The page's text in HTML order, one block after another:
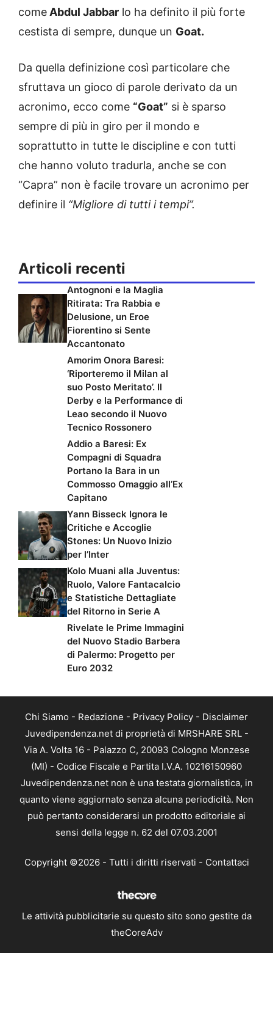
come Abdul Jabbar lo ha definito il più forte
cestista di sempre, dunque un Goat.
Da quella definizione così particolare che
sfruttava un gioco di parole derivato da un
acronimo, ecco come “Goat” si è sparso
sempre di più in giro per il mondo e
soprattutto in tutte le discipline e con tutti
che hanno voluto tradurla, anche se con
“Capra” non è facile trovare un acronimo per
definire il “Migliore di tutti i tempi”.
Articoli recenti
Antognoni e la Maglia
Ritirata: Tra Rabbia e
Delusione, un Eroe
Fiorentino si Sente
Accantonato
Amorim Onora Baresi:
‘Riporteremo il Milan al
suo Posto Meritato’. Il
Derby e la Performance di
Leao secondo il Nuovo
Tecnico Rossonero
Addio a Baresi: Ex
Compagni di Squadra
Portano la Bara in un
Commosso Omaggio all’Ex
Capitano
Yann Bisseck Ignora le
Critiche e Accoglie
Stones: Un Nuovo Inizio
per l’Inter
Kolo Muani alla Juventus:
Ruolo, Valore Fantacalcio
e Statistiche Dettagliate
del Ritorno in Serie A
Rivelate le Prime Immagini
del Nuovo Stadio Barbera
di Palermo: Progetto per
Euro 2032
Chi Siamo - Redazione - Privacy Policy - Disclaimer
Juvedipendenza.net di proprietà di MRSHARE SRL -
Via A. Volta 16 - Palazzo C, 20093 Cologno Monzese
(MI) - Codice Fiscale e Partita I.V.A. 10216150960
Juvedipendenza.net non è una testata giornalistica, in
quanto viene aggiornato senza alcuna periodicità. Non
può pertanto considerarsi un prodotto editoriale ai
sensi della legge n. 62 del 07.03.2001
Copyright ©2026 - Tutti i diritti riservati - Contattaci
Le attività pubblicitarie su questo sito sono gestite da
theCoreAdv